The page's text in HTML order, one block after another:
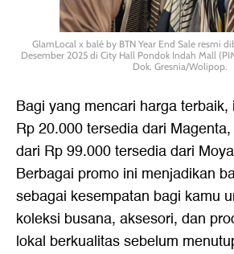
GlamLocal x balé by BTN Year End Sale resmi
Desember 2025 di City Hall Pondok Indah Mall
Dok. Gresnia/Wolipop.
Bagi yang mencari harga
Rp 20.000 tersedia dari
dari Rp 99.000 tersedia dari
Berbagai promo ini menjadikan
sebagai kesempatan bagi kamu
koleksi busana, aksesori, dan
lokal berkualitas sebelum